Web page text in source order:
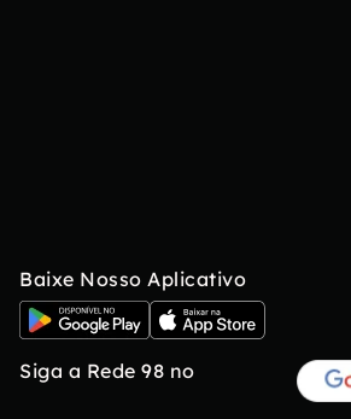
Baixe Nosso Aplicativo
Siga a Rede 98 no